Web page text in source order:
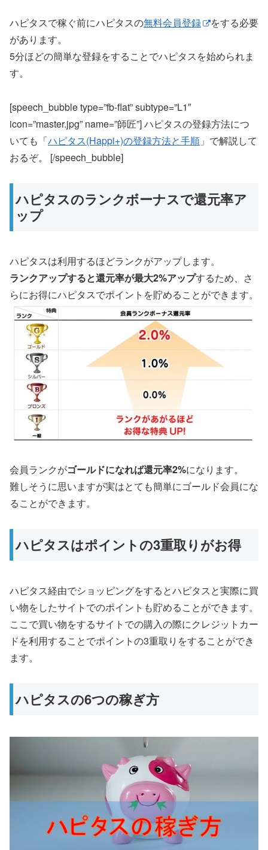
ハピタスで稼ぐ前にハピタスの無料会員登録
をする必要
があります。
5分ほどの簡単な登録をすることでハピタスを始められま
す。
[speech_bubble type=”fb-flat” subtype=”L1″
icon=”master.jpg” name=”師匠”] ハピタスの登録方法につ
いても「ハピタス(Happi+)の登録方法と手順 」で解説して
おるぞ。 [/speech_bubble]
ハピタスのランクボーナスで還元率ア
ップ
ハピタスは利用するほどランクがアップします。
ランクアップすると還元率が最大2%アップするため、さ
らにお得にハピタスでポイントを貯めることができます。
会員ランクがゴールドになれば還元率2%になります。
難しそうに思いますが実はとても簡単にゴールド会員にな
ることができます。
ハピタスはポイントの3重取りがお得
ハピタス経由でショッピングをするとハピタスと実際に買
い物をしたサイトでのポイントも貯めることができます。
ここで買い物をするサイトでの購入の際にクレジットカー
ドを利用することでポイントの3重取りをすることができ
ます。
ハピタスの6つの稼ぎ方